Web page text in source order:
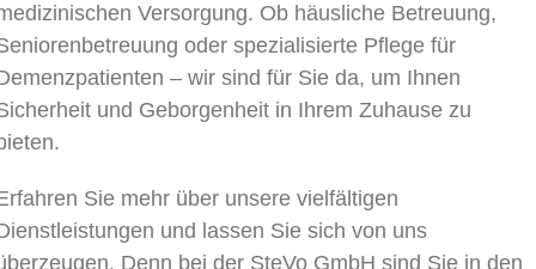
Versorgung. Ob häusliche Betreuung,
oder spezialisierte Pflege für
– wir sind für Sie da, um Ihnen
und Geborgenheit in Ihrem Zuhause zu
Sie mehr über unsere vielfältigen
und lassen Sie sich von uns
Denn bei der SteVo GmbH sind Sie in den